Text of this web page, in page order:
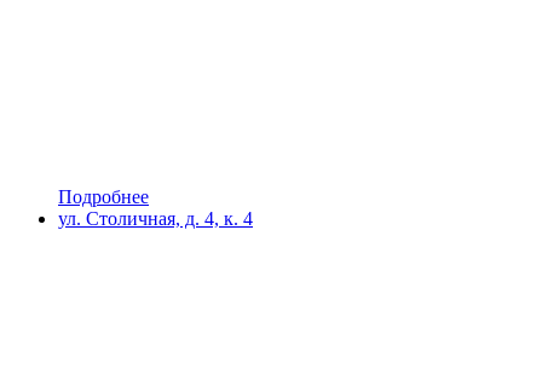
Подробнее
ул. Столичная, д. 4, к. 4